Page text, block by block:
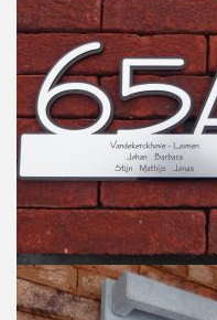
Deurbellen
Huisnummers
Pictogrammen
Brievenbussen
Freesletters